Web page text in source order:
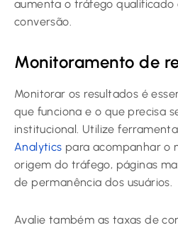
aumenta o tráfego
conversão.
Monitoramento de
Monitorar os resultados é
que funciona e o que precisa
institucional. Utilize
Analytics para acompanhar o
origem do tráfego, páginas
de permanência dos usuários.
Avalie também as taxas de